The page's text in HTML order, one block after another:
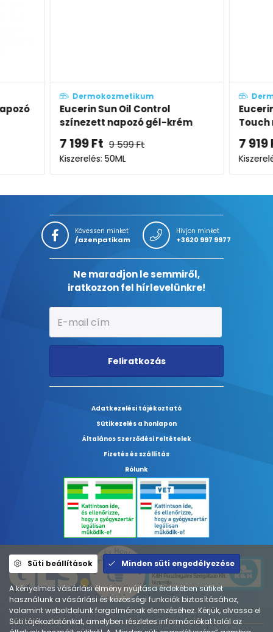
Dermokozmetikum
Eucerin Sun Oil Control
színezett napozó gél-krém
arcra medium SPF50+
7 199Ft 9 599Ft
Kiszerelés: 50ML
Touch
7 919
Kövessen minket
/azenpatikam
Hívjon minket
+3620 997 9977
Ne maradjon le semmiről,
iratkozzon fel hírlevelünkre!
Feliratkozás
Adatkezelési tájékoztató
Sütikezelés a honlapon
Általános Szerződési Feltételek
Fizetés és szállítás
Rólunk
Süti beállítások Minden süti engedélyezése
A kényelmes vásárlási élmény nyújtása érdekében sütiket
használunk a vásárlási és közösségi funkciók biztosításához,
valamint weboldalunk forgalmának elemzéséhez. Kérjük, olvassa el
Süti tájékoztatónkat, amelyben részletes információkat talál az